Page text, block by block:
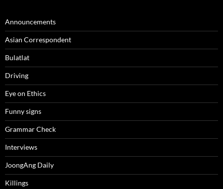
Announcements
Asian Correspondent
Bulatlat
Driving
Eye on Ethics
Funny signs
Grammar Check
Interviews
JoongAng Daily
Killings